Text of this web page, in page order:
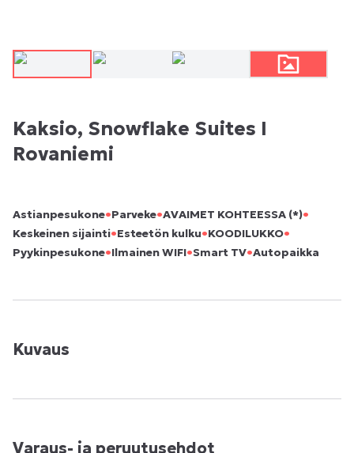
Kaksio, Snowflake Suites I
Rovaniemi
Astianpesukone•Parveke•AVAIMET KOHTEESSA (*)•
Keskeinen sijainti•Esteetön kulku•KOODILUKKO•
Pyykinpesukone•Ilmainen WIFI•Smart TV•Autopaikka
Kuvaus
Varaus- ja peruutusehdot